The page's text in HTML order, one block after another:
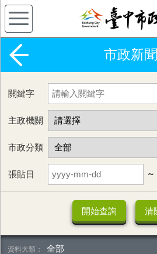
市政新聞
關鍵字
主政機關
市政分類
張貼日 ~
全部